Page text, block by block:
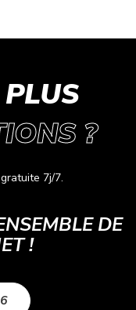
?
7j/7.
DE
!